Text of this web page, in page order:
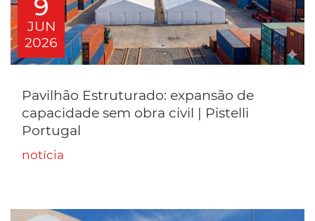
9
JUN
2026
Pavilhão Estruturado: expansão de
capacidade sem obra civil | Pistelli
Portugal
notícia